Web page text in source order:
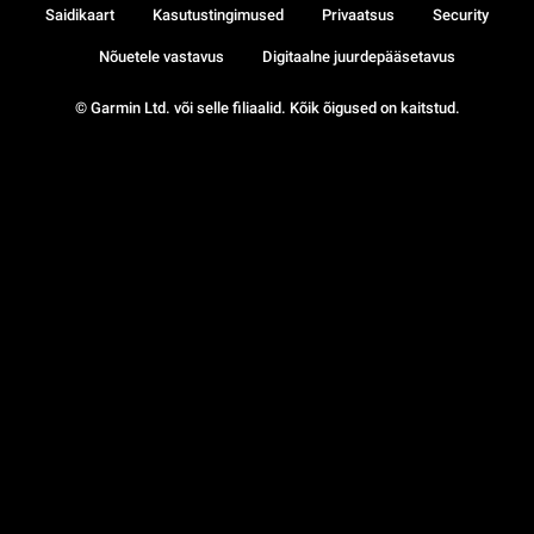
© Garmin Ltd. või selle filiaalid. Kõik õigused on kaitstud.
Saidikaart Kasutustingimused Privaatsus Security
Nõuetele vastavus Digitaalne juurdepääsetavus